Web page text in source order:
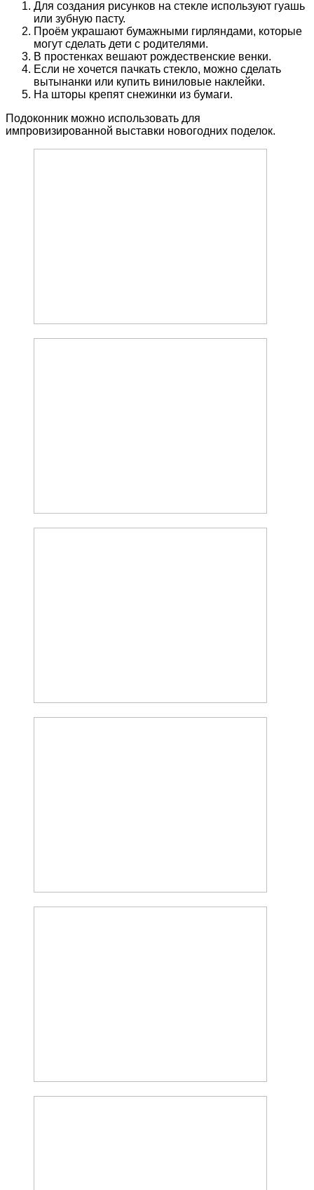
Для создания рисунков на стекле используют гуашь
или зубную пасту.
Проём украшают бумажными гирляндами, которые
могут сделать дети с родителями.
В простенках вешают рождественские венки.
Если не хочется пачкать стекло, можно сделать
вытынанки или купить виниловые наклейки.
На шторы крепят снежинки из бумаги.
Подоконник можно использовать для
импровизированной выставки новогодних поделок.